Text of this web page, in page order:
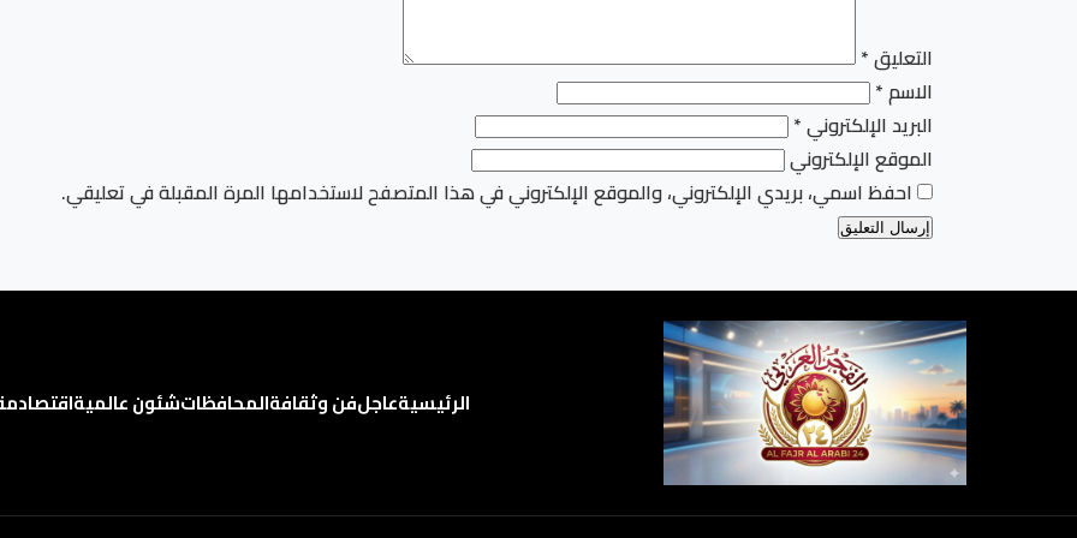
التعليق*
الاسم*
البريد الإلكتروني*
الموقع الإلكتروني
احفظ اسمي، بريدي الإلكتروني، والموقع الإلكتروني في هذا المتصفح لاستخدامها المرة المقبلة في تعليقي.
الرئيسيةعاجلفن وثقافةالمحافظاتشئون عالميةاقتصاد